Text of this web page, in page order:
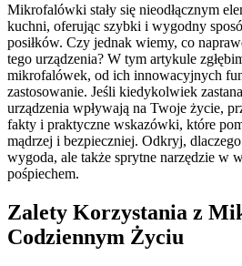
Mikrofalówki stały się nieodłącznym
kuchni, oferując szybki i wygodny
posiłków. Czy jednak wiemy, co
tego urządzenia? W tym artykule
mikrofalówek, od ich innowacyjnych
zastosowanie. Jeśli kiedykolwiek
urządzenia wpływają na Twoje życie,
fakty i praktyczne wskazówki, które
mądrzej i bezpieczniej. Odkryj,
wygoda, ale także sprytne narzędzie w
pośpiechem.
Zalety Korzystania z
Codziennym Życiu